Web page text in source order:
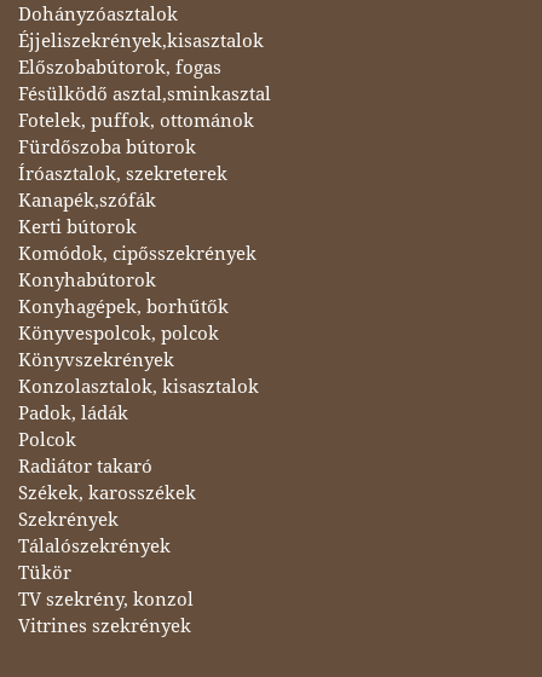
Dohányzóasztalok
Éjjeliszekrények,kisasztalok
Előszobabútorok, fogas
Fésülködő asztal,sminkasztal
Fotelek, puffok, ottománok
Fürdőszoba bútorok
Íróasztalok, szekreterek
Kanapék,szófák
Kerti bútorok
Komódok, cipősszekrények
Konyhabútorok
Konyhagépek, borhűtők
Könyvespolcok, polcok
Könyvszekrények
Konzolasztalok, kisasztalok
Padok, ládák
Polcok
Radiátor takaró
Székek, karosszékek
Szekrények
Tálalószekrények
Tükör
TV szekrény, konzol
Vitrines szekrények